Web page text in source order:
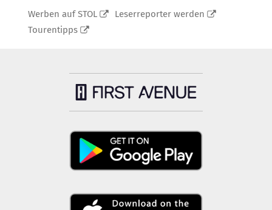
Werben auf STOL
Leserreporter werden
Tourentipps